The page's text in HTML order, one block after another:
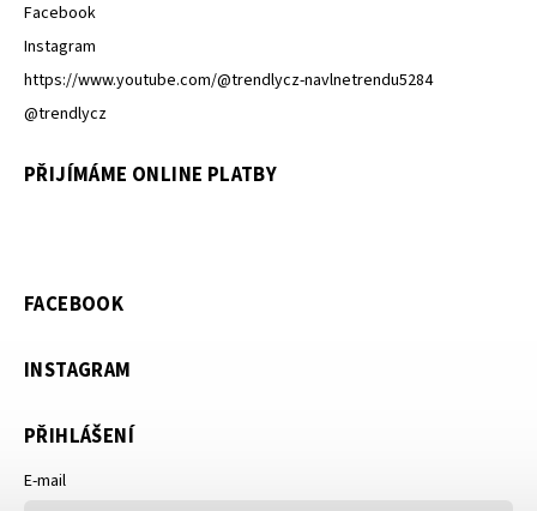
Facebook
Instagram
https://www.youtube.com/@trendlycz-navlnetrendu5284
@trendlycz
PŘIJÍMÁME ONLINE PLATBY
FACEBOOK
INSTAGRAM
PŘIHLÁŠENÍ
E-mail